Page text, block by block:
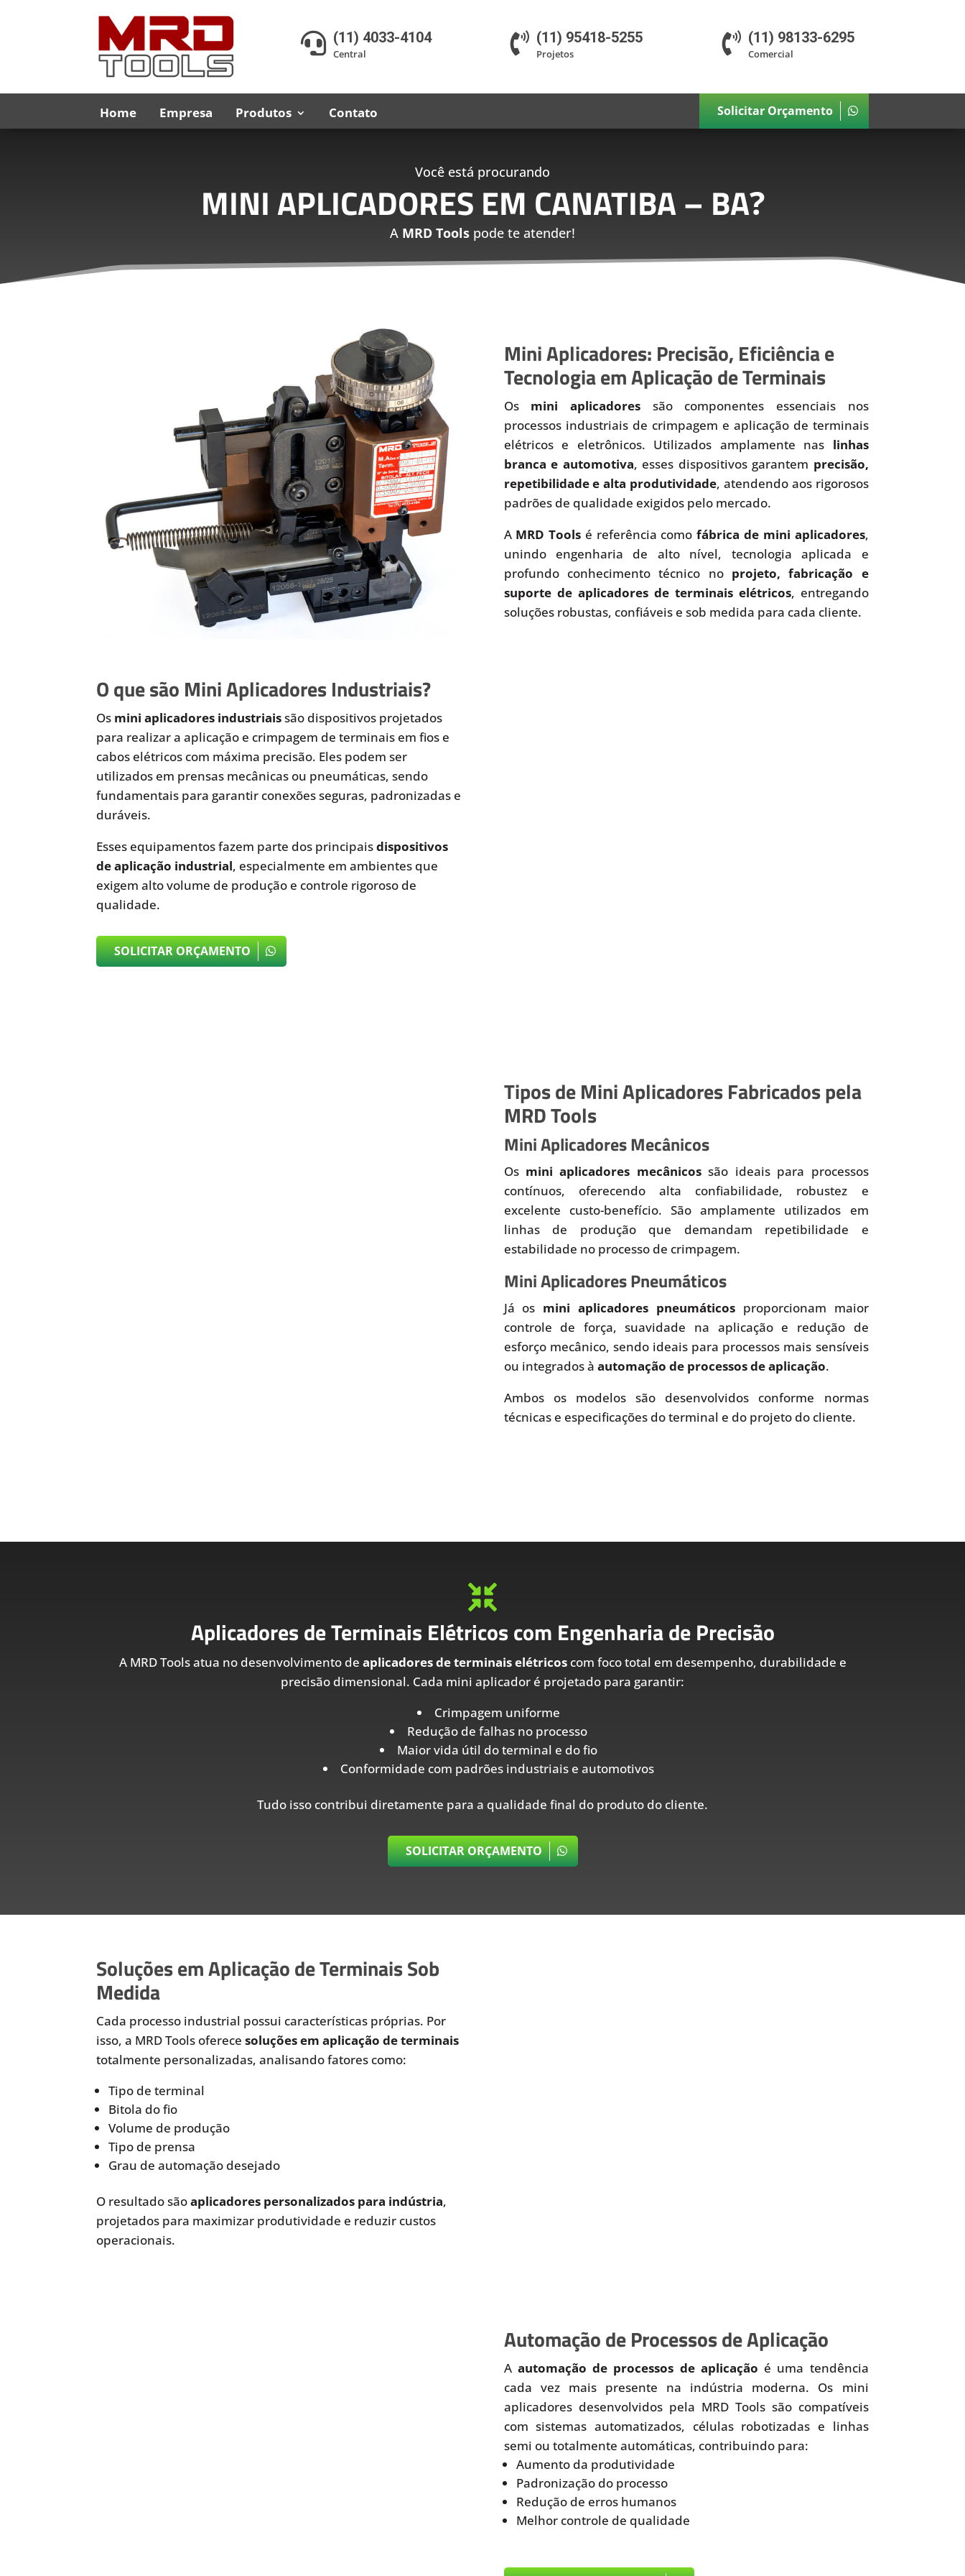
 (11) 4033-4104
Central  (11) 95418-5255
Projetos  (11) 98133-6295
Comercial
Home Empresa Produtos Contato Solicitar Orçamento
Você está procurando
MINI APLICADORES EM CANATIBA – BA?
A MRD Tools pode te atender!
Mini Aplicadores: Precisão, Eficiência e
Tecnologia em Aplicação de Terminais
Os mini aplicadoressão componentes essenciais nos
processos industriais de crimpagem e aplicação de terminais
elétricos e eletrônicos. Utilizados amplamente nas linhas
branca e automotiva, esses dispositivos garantem precisão,
repetibilidade e alta produtividade, atendendo aos rigorosos
padrões de qualidade exigidos pelo mercado.
A MRD Tools é referência comofábrica de mini aplicadores,
unindo engenharia de alto nível, tecnologia aplicada e
profundo conhecimento técnico no projeto, fabricação e
suporte de aplicadores de terminais elétricos, entregando
soluções robustas, confiáveis e sob medida para cada cliente.
O que são Mini Aplicadores Industriais?
Os mini aplicadores industriaissão dispositivos projetados
para realizar a aplicação e crimpagem de terminais em fios e
cabos elétricos com máxima precisão. Eles podem ser
utilizados em prensas mecânicas ou pneumáticas, sendo
fundamentais para garantir conexões seguras, padronizadas e
duráveis.
Esses equipamentos fazem parte dos principaisdispositivos
de aplicação industrial, especialmente em ambientes que
exigem alto volume de produção e controle rigoroso de
qualidade.
SOLICITAR ORÇAMENTO
Tipos de Mini Aplicadores Fabricados pela
MRD Tools
Mini Aplicadores Mecânicos
Os mini aplicadores mecânicossão ideais para processos
contínuos, oferecendo alta confiabilidade, robustez e
excelente custo-benefício. São amplamente utilizados em
linhas de produção que demandam repetibilidade e
estabilidade no processo de crimpagem.
Mini Aplicadores Pneumáticos
Já os mini aplicadores pneumáticosproporcionam maior
controle de força, suavidade na aplicação e redução de
esforço mecânico, sendo ideais para processos mais sensíveis
ou integrados à automação de processos de aplicação.
Ambos os modelos são desenvolvidos conforme normas
técnicas e especificações do terminal e do projeto do cliente.

Aplicadores de Terminais Elétricos com Engenharia de Precisão
A MRD Tools atua no desenvolvimento de aplicadores de terminais elétricoscom foco total em desempenho, durabilidade e
precisão dimensional. Cada mini aplicador é projetado para garantir:
Crimpagem uniforme
Redução de falhas no processo
Maior vida útil do terminal e do fio
Conformidade com padrões industriais e automotivos
Tudo isso contribui diretamente para a qualidade final do produto do cliente.
SOLICITAR ORÇAMENTO
Soluções em Aplicação de Terminais Sob
Medida
Cada processo industrial possui características próprias. Por
isso, a MRD Tools oferecesoluções em aplicação de terminais
totalmente personalizadas, analisando fatores como:
Tipo de terminal
Bitola do fio
Volume de produção
Tipo de prensa
Grau de automação desejado
O resultado sãoaplicadores personalizados para indústria,
projetados para maximizar produtividade e reduzir custos
operacionais.
Automação de Processos de Aplicação
A automação de processos de aplicação é uma tendência
cada vez mais presente na indústria moderna. Os mini
aplicadores desenvolvidos pela MRD Tools são compatíveis
com sistemas automatizados, células robotizadas e linhas
semi ou totalmente automáticas, contribuindo para:
Aumento da produtividade
Padronização do processo
Redução de erros humanos
Melhor controle de qualidade